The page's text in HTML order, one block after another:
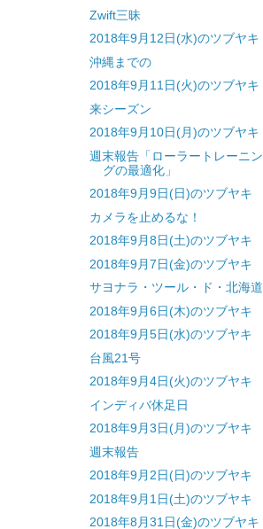
Zwift三昧
2018年9月12日(水)のツブヤキ
沖縄までの
2018年9月11日(火)のツブヤキ
来シーズン
2018年9月10日(月)のツブヤキ
週末報告「ローラートレーニン
グの最適化」
2018年9月9日(日)のツブヤキ
カメラを止めるな！
2018年9月8日(土)のツブヤキ
2018年9月7日(金)のツブヤキ
サヨナラ・ツール・ド・北海道
2018年9月6日(木)のツブヤキ
2018年9月5日(水)のツブヤキ
台風21号
2018年9月4日(火)のツブヤキ
インディバ休足日
2018年9月3日(月)のツブヤキ
週末報告
2018年9月2日(日)のツブヤキ
2018年9月1日(土)のツブヤキ
2018年8月31日(金)のツブヤキ